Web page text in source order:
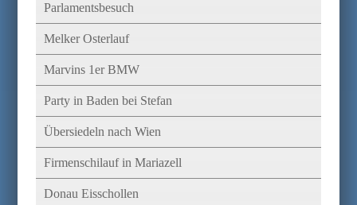
Parlamentsbesuch
Melker Osterlauf
Marvins 1er BMW
Party in Baden bei Stefan
Übersiedeln nach Wien
Firmenschilauf in Mariazell
Donau Eisschollen